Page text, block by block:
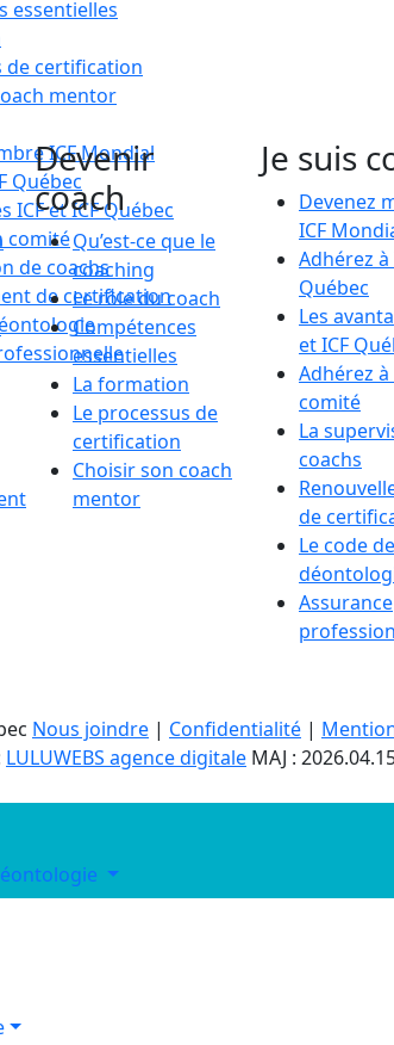
essentielles
de certification
mentor
ICF Mondial
Québec
ICF et ICF Québec
comité
de coachs
de certification
Devenir
coach
Qu’est-ce que le
coaching
Le rôle du coach
Compétences
essentielles
La formation
Le processus de
certification
Choisir son coach
mentor
Je suis
Devenez
ICF
Adhérez à
Québec
Les
et ICF
Adhérez à
comité
La
coachs
de
Le code de
Assurance
Nous joindre | Confidentialité |
LULUWEBS agence digitale MAJ :